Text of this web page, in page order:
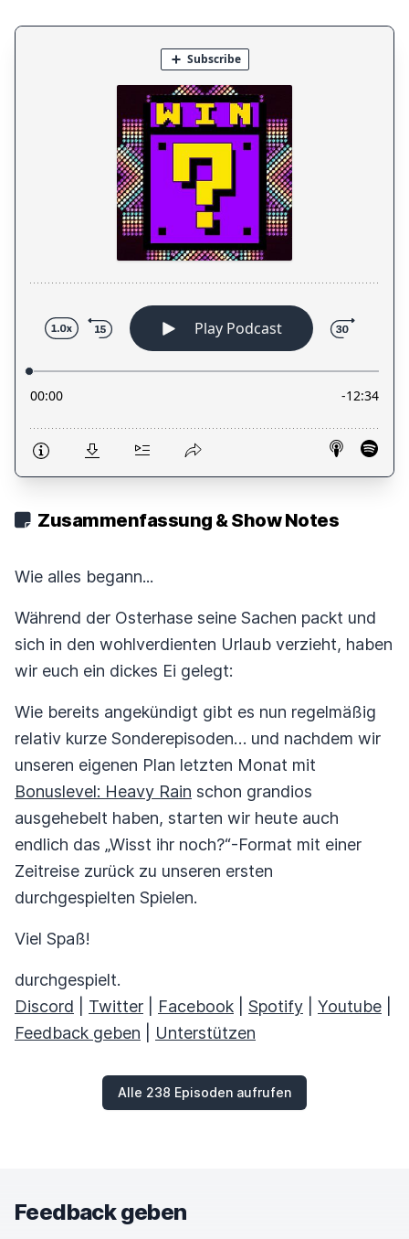
Zusammenfassung & Show Notes
Wie alles begann...
Während der Osterhase seine Sachen packt und
sich in den wohlverdienten Urlaub verzieht, haben
wir euch ein dickes Ei gelegt:
Wie bereits angekündigt gibt es nun regelmäßig
relativ kurze Sonderepisoden… und nachdem wir
unseren eigenen Plan letzten Monat mit
Bonuslevel: Heavy Rain schon grandios
ausgehebelt haben, starten wir heute auch
endlich das „Wisst ihr noch?“-Format mit einer
Zeitreise zurück zu unseren ersten
durchgespielten Spielen.
Viel Spaß!
durchgespielt.
Discord
Twitter Facebook Spotify Youtube
Feedback geben
Unterstützen
Alle 238 Episoden aufrufen
Feedback geben